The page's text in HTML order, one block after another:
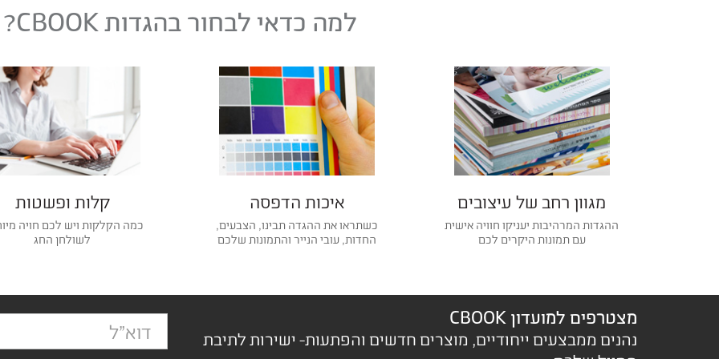
למה כדאי לבחור בהגדות CBOOK?
מגוון רחב של עיצובים
ההגדות המרהיבות יעניקו חוויה אישית
עם תמונות היקרים לכם
איכות הדפסה
כשתראו את ההגדה תבינו, הצבעים,
החדות, עובי הנייר והתמונות שלכם
קלות ופשטות
כמה הקלקות ויש לכם חויה
לשולחן החג
מצטרפים למועדון CBOOK
נהנים ממבצעים ייחודיים, מוצרים חדשים והפתעות- ישירות לתיבת